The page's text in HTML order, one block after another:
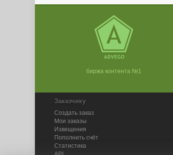
биржа контента №1
Заказчику
Создать заказ
Мои заказы
Извещения
Пополнить счёт
Статистика